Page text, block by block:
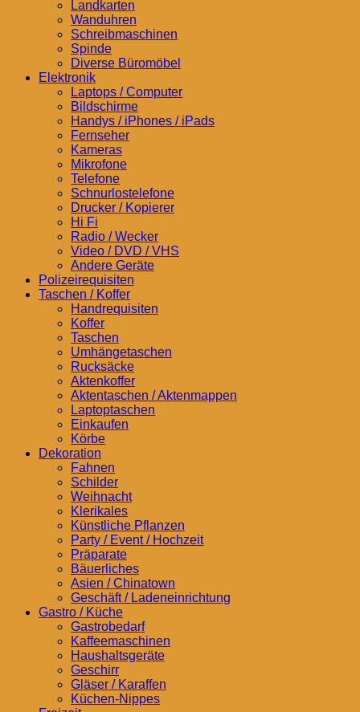
Landkarten
Wanduhren
Schreibmaschinen
Spinde
Diverse Büromöbel
Elektronik
Laptops / Computer
Bildschirme
Handys / iPhones / iPads
Fernseher
Kameras
Mikrofone
Telefone
Schnurlostelefone
Drucker / Kopierer
Hi Fi
Radio / Wecker
Video / DVD / VHS
Andere Geräte
Polizeirequisiten
Taschen / Koffer
Handrequisiten
Koffer
Taschen
Umhängetaschen
Rucksäcke
Aktenkoffer
Aktentaschen / Aktenmappen
Laptoptaschen
Einkaufen
Körbe
Dekoration
Fahnen
Schilder
Weihnacht
Klerikales
Künstliche Pflanzen
Party / Event / Hochzeit
Präparate
Bäuerliches
Asien / Chinatown
Geschäft / Ladeneinrichtung
Gastro / Küche
Gastrobedarf
Kaffeemaschinen
Haushaltsgeräte
Geschirr
Gläser / Karaffen
Küchen-Nippes